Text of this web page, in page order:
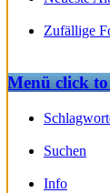
Zufällige
Menüclick to
Suchen
Info